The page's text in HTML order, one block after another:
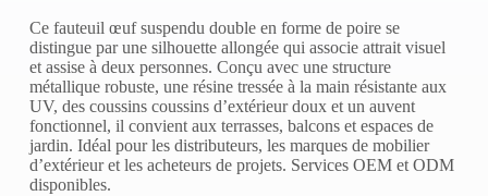
Ce fauteuil œuf suspendu double en forme de poire se
distingue par une silhouette allongée qui associe attrait visuel
et assise à deux personnes. Conçu avec une structure
métallique robuste, une résine tressée à la main résistante aux
UV, des coussins coussins d’extérieur doux et un auvent
fonctionnel, il convient aux terrasses, balcons et espaces de
jardin. Idéal pour les distributeurs, les marques de mobilier
d’extérieur et les acheteurs de projets. Services OEM et ODM
disponibles.